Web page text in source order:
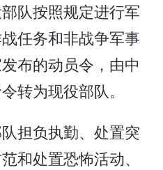
队按照规定进行军
任务和非战争军事
布的动员令，由中
转为现役部队。
担负执勤、处置突
和处置恐怖活动、